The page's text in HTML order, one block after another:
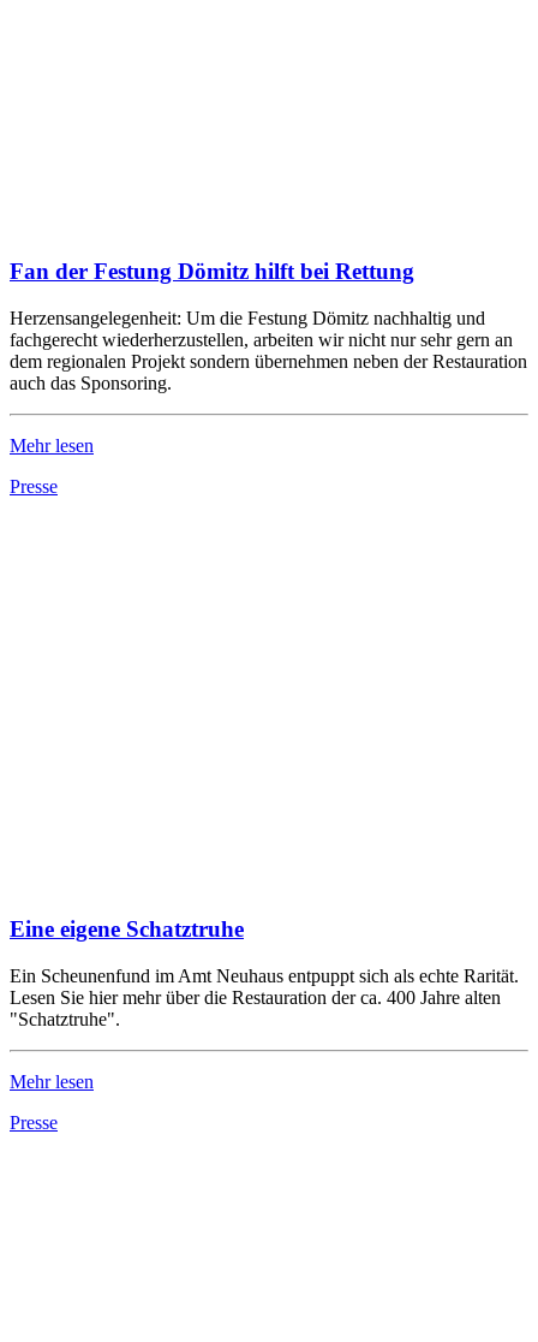
Fan der Festung Dömitz hilft bei Rettung
Herzensangelegenheit: Um die Festung Dömitz nachhaltig und
fachgerecht wiederherzustellen, arbeiten wir nicht nur sehr gern an
dem regionalen Projekt sondern übernehmen neben der Restauration
auch das Sponsoring.
Mehr lesen
Presse
Eine eigene Schatztruhe
Ein Scheunenfund im Amt Neuhaus entpuppt sich als echte Rarität.
Lesen Sie hier mehr über die Restauration der ca. 400 Jahre alten
"Schatztruhe".
Mehr lesen
Presse